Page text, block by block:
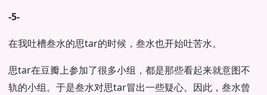
-5-
在我吐槽叁水的思tar的时候，叁水也开始吐苦水。
思tar在豆瓣上参加了很多小组，都是那些看起来就意图不
轨的小组。于是叁水对思tar冒出一些疑心。因此，叁水曾